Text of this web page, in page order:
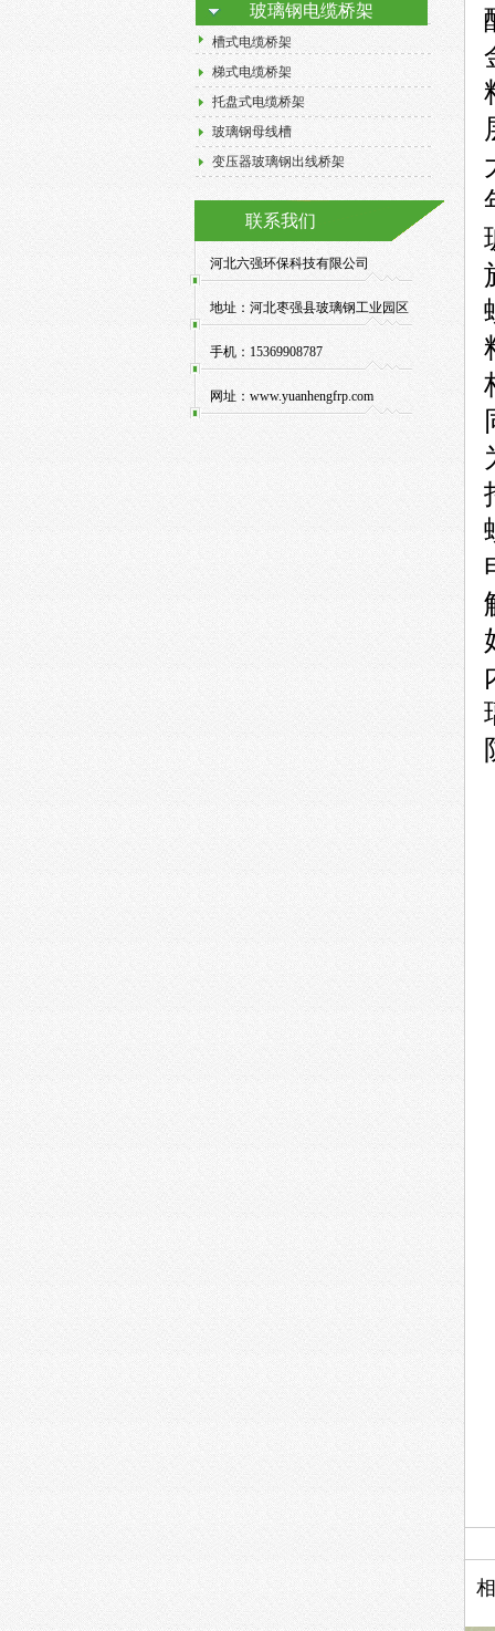
玻璃钢电缆桥架
槽式电缆桥架
梯式电缆桥架
托盘式电缆桥架
玻璃钢母线槽
变压器玻璃钢出线桥架
联系我们
河北六强环保科技有限公司
地址： 河北枣强县玻璃钢工业园区
手机： 15369908787
网址： www.yuanhengfrp.com